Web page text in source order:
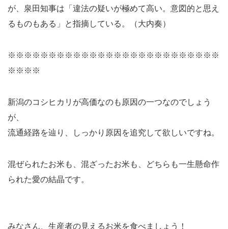
が、泉田知事は「違法の疑いが極めて高い。意図的と思え
るものもある」と指摘している。（大内奏）
※※※※※※※※※※※※※※※※※※※※※※※※※※
※※※※
新潟のコシヒカリが高価なのも原因の一つなのでしょう
が、
流通経路を辿り、しっかり原因を追究して欲しいですね。
混ぜられたお米も、混ざったお米も、どちらも一生懸命作
られた愛の結晶です。
みなさん、生産者の見えるお米を食べましょう！